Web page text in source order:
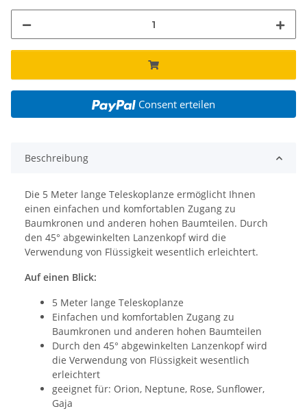
Consent erteilen
Beschreibung
Die 5 Meter lange Teleskoplanze ermöglicht Ihnen
einen einfachen und komfortablen Zugang zu
Baumkronen und anderen hohen Baumteilen. Durch
den 45° abgewinkelten Lanzenkopf wird die
Verwendung von Flüssigkeit wesentlich erleichtert.
Auf einen Blick:
5 Meter lange Teleskoplanze
Einfachen und komfortablen Zugang zu
Baumkronen und anderen hohen Baumteilen
Durch den 45° abgewinkelten Lanzenkopf wird
die Verwendung von Flüssigkeit wesentlich
erleichtert
geeignet für: Orion, Neptune, Rose, Sunflower,
Gaja